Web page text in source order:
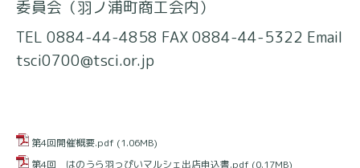
委員会（羽ノ浦町商工会内）
TEL 0884-44-4858 FAX 0884-44-5322 Email
tsci0700@tsci.or.jp
第4回開催概要.pdf (1.06MB)
第4回 はのうら羽っぴいマルシェ出店申込書.pdf (0.17MB)